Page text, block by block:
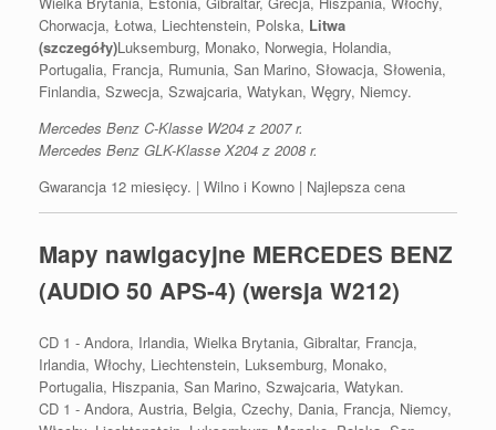
Chorwacja, Łotwa, Liechtenstein, Polska, Litwa
(szczegóły)Luksemburg, Monako, Norwegia, Holandia,
Portugalia, Francja, Rumunia, San Marino, Słowacja, Słowenia,
Finlandia, Szwecja, Szwajcaria, Watykan, Węgry, Niemcy.
Mercedes Benz C-Klasse W204 z 2007 r.
Mercedes Benz GLK-Klasse X204 z 2008 r.
Gwarancja 12 miesięcy. | Wilno i Kowno | Najlepsza cena
Mapy nawigacyjne MERCEDES BENZ
(AUDIO 50 APS-4) (wersja W212)
CD 1 - Andora, Irlandia, Wielka Brytania, Gibraltar, Francja,
Irlandia, Włochy, Liechtenstein, Luksemburg, Monako,
Portugalia, Hiszpania, San Marino, Szwajcaria, Watykan.
CD 1 - Andora, Austria, Belgia, Czechy, Dania, Francja, Niemcy,